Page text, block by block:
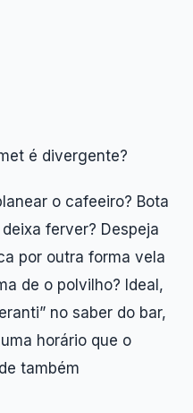
é divergente?
o cafeeiro? Bota
ferver? Despeja
por outra forma vela
de o polvilho? Ideal,
no saber do bar,
horário que o
também